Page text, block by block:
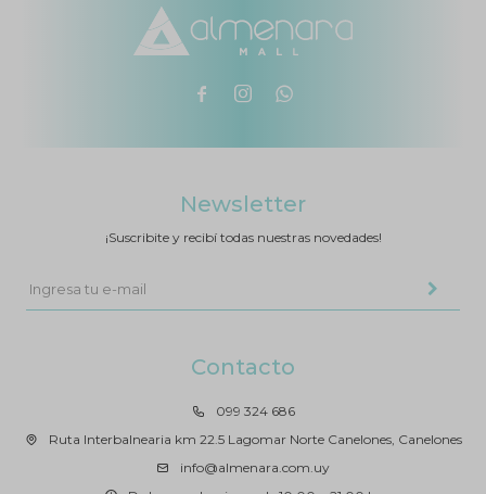
  
Contacto
099 324 686
Ruta Interbalnearia km 22.5 Lagomar Norte Canelones, Canelones
info@almenara.com.uy
Newsletter
¡Suscribite y recibí todas nuestras novedades!